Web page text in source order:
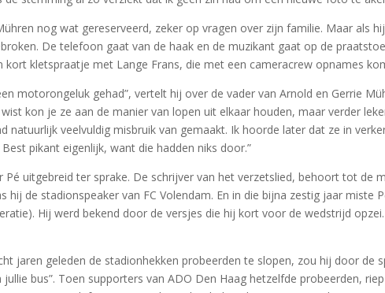
nog wat gereserveerd, zeker op vragen over zijn familie. Maar als
De telefoon gaat van de haak en de muzikant gaat op de
kort kletspraatje met Lange Frans, die met een cameracrew opnames
motorongeluk gehad”, vertelt hij over de vader van Arnold en Gerrie
kon je ze aan de manier van lopen uit elkaar houden, maar verder
natuurlijk veelvuldig misbruik van gemaakt. Ik hoorde later dat ze in
pikant eigenlijk, want die hadden niks door.”
uitgebreid ter sprake. De schrijver van het verzetslied, behoort tot de
hij de stadionspeaker van FC Volendam. En in die bijna zestig jaar miste
Hij werd bekend door de versjes die hij kort voor de wedstrijd
jaren geleden de stadionhekken probeerden te slopen, zou hij door de
bus”. Toen supporters van ADO Den Haag hetzelfde probeerden,